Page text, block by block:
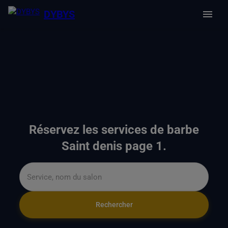
DYBYS
Réservez les services de barbe
Saint denis page 1.
Rechercher